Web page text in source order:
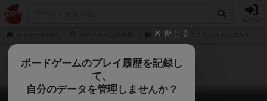
アベナナジュウナナサイカッコカリ
閉じる
ボードゲームのプレイ履歴を記録し
て、
自分のデータを管理しませんか？